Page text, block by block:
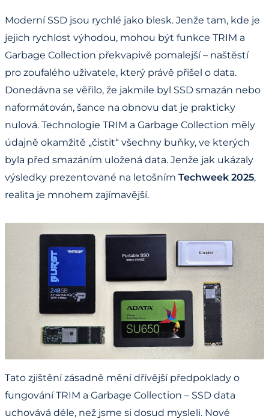
Moderní SSD jsou rychlé jako blesk. Jenže tam, kde je
jejich rychlost výhodou, mohou být funkce TRIM a
Garbage Collection překvapivě pomalejší – naštěstí
pro zoufalého uživatele, který právě přišel o data.
Donedávna se věřilo, že jakmile byl SSD smazán nebo
naformátován, šance na obnovu dat je prakticky
nulová. Technologie TRIM a Garbage Collection měly
údajně okamžitě „čistit“ všechny buňky, ve kterých
byla před smazáním uložená data. Jenže jak ukázaly
výsledky prezentované na letošním Techweek 2025,
realita je mnohem zajímavější.
Tato zjištění zásadně mění dřívější předpoklady o
fungování TRIM a Garbage Collection – SSD data
uchovává déle, než jsme si dosud mysleli. Nové